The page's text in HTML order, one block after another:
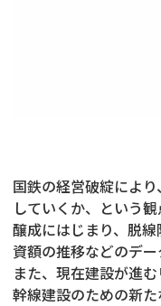
国鉄の経営破綻によ
していくか、という
醸成にはじまり、脱
資額の推移などのデ
また、現在建設が進
幹線建設のための新た